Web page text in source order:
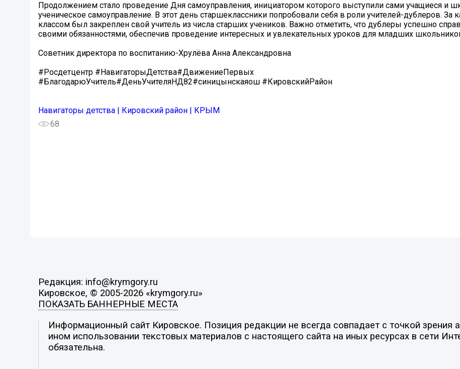
‍Продолжением стало проведение Дня самоуправления, инициатором которого выступили сами учащиеся и
ученическое самоуправление. В этот день старшеклассники попробовали себя в роли учителей-дублеров.
классом был закреплен свой учитель из числа старших учеников. Важно отметить, что дублеры успешно
своими обязанностями, обеспечив проведение интересных и увлекательных уроков для младших
Советник директора по воспитанию-Хрулёва Анна Александровна
#Росдетцентр #НавигаторыДетства#ДвижениеПервых
#БлагодарюУчитель#ДеньУчителяНД82#синицынскаяош #КировскийРайон
Навигаторы детства | Кировский район | КРЫМ
68
Редакция: info@krymgory.ru
Кировское, © 2005-2026 «krymgory.ru»
ПОКАЗАТЬ БАННЕРНЫЕ МЕСТА
Информационный сайт Кировское. Позиция редакции не всегда совпадает с точкой зрения
ином использовании текстовых материалов с настоящего сайта на иных ресурсах в сети
обязательна.